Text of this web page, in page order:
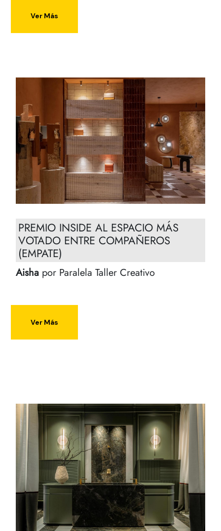
Ver Más
PREMIO INSIDE AL ESPACIO MÁS
VOTADO ENTRE COMPAÑEROS
(EMPATE)
Aisha por Paralela Taller Creativo
Ver Más